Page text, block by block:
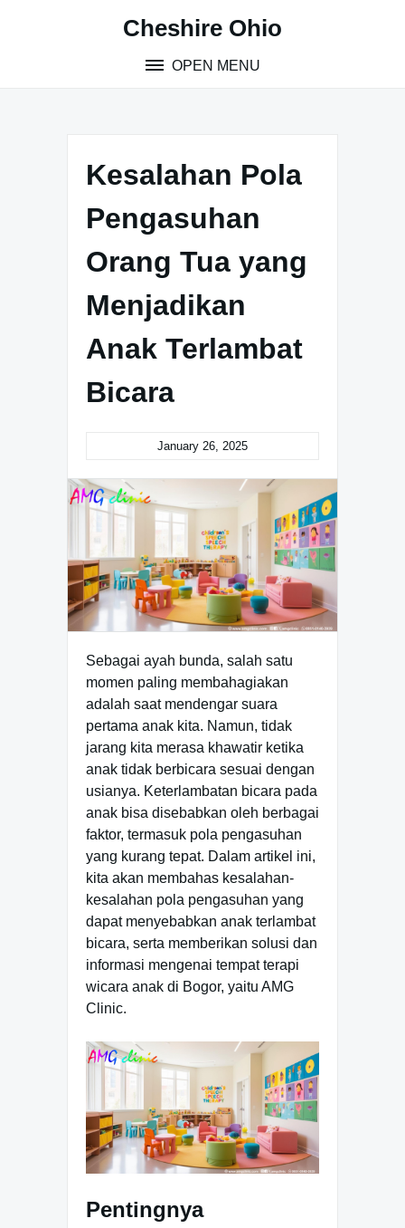
Cheshire Ohio
OPEN MENU
Kesalahan Pola
Pengasuhan
Orang Tua yang
Menjadikan
Anak Terlambat
Bicara
January 26, 2025
Sebagai ayah bunda, salah satu
momen paling membahagiakan
adalah saat mendengar suara
pertama anak kita. Namun, tidak
jarang kita merasa khawatir ketika
anak tidak berbicara sesuai dengan
usianya. Keterlambatan bicara pada
anak bisa disebabkan oleh berbagai
faktor, termasuk pola pengasuhan
yang kurang tepat. Dalam artikel ini,
kita akan membahas kesalahan-
kesalahan pola pengasuhan yang
dapat menyebabkan anak terlambat
bicara, serta memberikan solusi dan
informasi mengenai tempat terapi
wicara anak di Bogor, yaitu AMG
Clinic.
Pentingnya